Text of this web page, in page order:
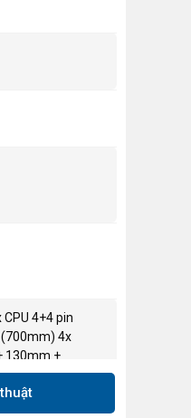
4+4 pin
4x
130mm +
+ 150mm +
pin*1